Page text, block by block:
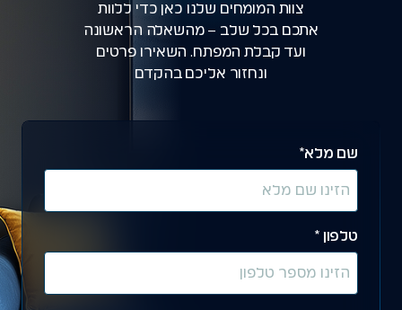
צוות המומחים שלנו כאן כדי ללוות
אתכם בכל שלב – מהשאלה הראשונה
ועד קבלת המפתח. השאירו פרטים
ונחזור אליכם בהקדם
שם מלא*
טלפון *